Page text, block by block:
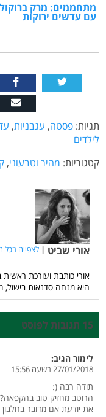
מתחממים: מרק
עם עדשים ירוקות
תגיות: פסטה, עגבניות,
לילדים
קטגוריות: מהיר וטבעוני,
אורי שביט | לצפייה בכל
אורי כותבת ועורכת
היא מנחה סדנאות בישול,
15 תגובות לפוסט
לימור הגיב:
27/01/2018 בשעה 15:56
תודה רבה (:
הרוטב מחזיק טוב בהקפאה?
את יודעת אם מדובר